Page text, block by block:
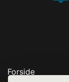
Forside